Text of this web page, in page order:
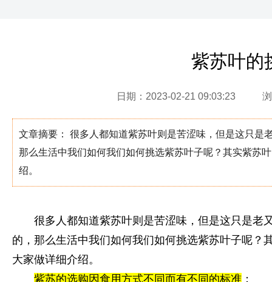
紫苏叶的
日期：2023-02-21 09:03:23
文章摘要： 很多人都知道紫苏叶则是苦涩味，但是这只是
那么生活中我们如何我们如何挑选紫苏叶子呢？其实紫苏
绍。
很多人都知道紫苏叶则是苦涩味，但是这只是老
的，那么生活中我们如何我们如何挑选紫苏叶子呢？
大家做详细介绍。
紫苏的选购因食用方式不同而有不同的标准 ：